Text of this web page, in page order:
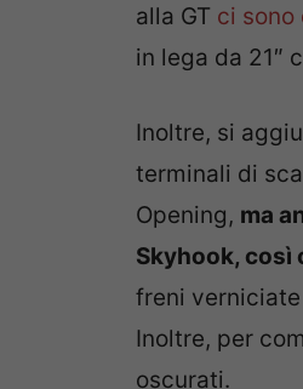
alla GT ci sono
in lega da 21″
Inoltre, si
terminali di
Opening, ma
Skyhook, così
freni
Inoltre, per
oscurati.